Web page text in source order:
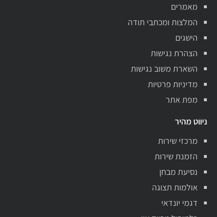
מאמרים
המלצות ומכתבי תודה
הישגים
הצהרת נגישות
השארת משוב נגישות
מדיניות פרטיות
מפת אתר
ניווט מהיר
מרכזי שירות
הזמנת שירות
נסיעת מבחן
אולמות תצוגה
דגמי יונדאי